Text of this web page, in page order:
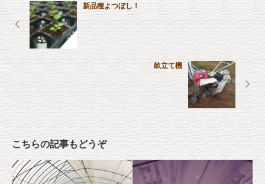
新品種よつぼし！
畝立て機
こちらの記事もどうぞ